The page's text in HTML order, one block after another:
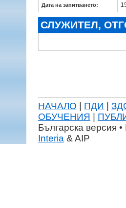
Дата на запитването:
СЛУЖИТЕЛ,
НАЧАЛО | ПДИ |
ОБУЧЕНИЯ |
Българска версия
Interia & AIP